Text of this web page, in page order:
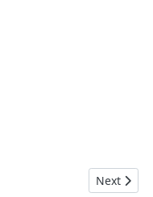
Ikon (Icon) Di Handphone
Next
Next